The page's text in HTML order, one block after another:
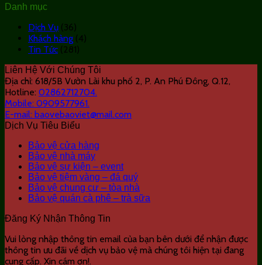
Danh mục
Dịch Vụ (36)
Khách hàng (4)
Tin Tức (281)
Liên Hệ Với Chúng Tôi
Địa chỉ: 618/5B Vườn Lài khu phố 2, P. An Phú Đông, Q.12,
Hotline: 02862712704.
Mobile: 0909577961.
E-mail: baovebaoviet@mail.com
Dịch Vụ Tiêu Biểu
Bảo vệ cửa hàng
Bảo vệ nhà máy
Bảo vệ sự kiện – event
Bảo vệ tiệm vàng – đá quý
Bảo vệ chung cư – tòa nhà
Bảo vệ quán cà phê – trà sữa
Đăng Ký Nhận Thông Tin
Vui lòng nhập thông tin email của bạn bên dưới để nhận được
thông tin ưu đãi về dịch vụ bảo vệ mà chúng tôi hiện tại đang
cung cấp. Xin cám ơn!.